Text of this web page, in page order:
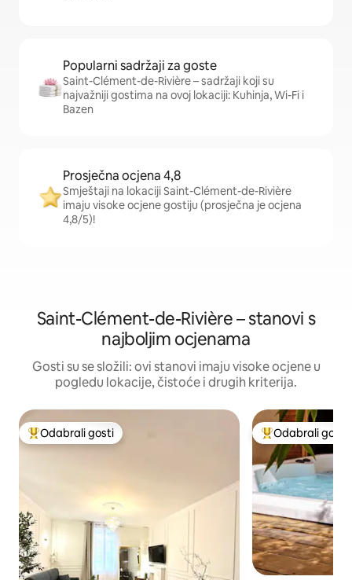
Popularni sadržaji za goste
Saint-Clément-de-Rivière – sadržaji koji su
najvažniji gostima na ovoj lokaciji: Kuhinja, Wi-Fi i
Bazen
Prosječna ocjena 4,8
Smještaji na lokaciji Saint-Clément-de-Rivière
imaju visoke ocjene gostiju (prosječna je ocjena
4,8/5)!
Saint-Clément-de-Rivière – stanovi s
najboljim ocjenama
Gosti su se složili: ovi stanovi imaju visoke ocjene u
pogledu lokacije, čistoće i drugih kriterija.
Među najviše rangiranima s oznakom „Odabrali gosti”
Odabrali gosti Među najviše
Odabrali gosti